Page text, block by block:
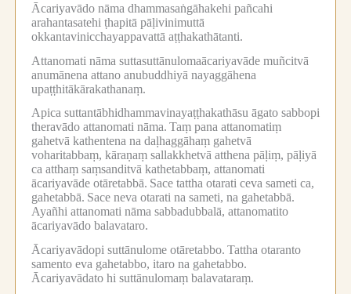
Ācariyavādo nāma dhammasaṅgāhakehi pañcahi
arahantasatehi ṭhapitā pāḷivinimuttā
okkantavinicchayappavattā aṭṭhakathātanti.
Attanomati nāma suttasuttānulomaācariyavāde muñcitvā
anumānena attano anubuddhiyā nayaggāhena
upaṭṭhitākārakathanaṃ.
Apica suttantābhidhammavinayaṭṭhakathāsu āgato sabbopi
theravādo attanomati nāma. Taṃ pana attanomatiṃ
gahetvā kathentena na daḷhaggāhaṃ gahetvā
voharitabbaṃ, kāraṇaṃ sallakkhetvā atthena pāḷiṃ, pāḷiyā
ca atthaṃ saṃsanditvā kathetabbaṃ, attanomati
ācariyavāde otāretabbā. Sace tattha otarati ceva sameti ca,
gahetabbā. Sace neva otarati na sameti, na gahetabbā.
Ayañhi attanomati nāma sabbadubbalā, attanomatito
ācariyavādo balavataro.
Ācariyavādopi suttānulome otāretabbo. Tattha otaranto
samento eva gahetabbo, itaro na gahetabbo.
Ācariyavādato hi suttānulomaṃ balavataraṃ.